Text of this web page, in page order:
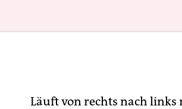
Läuft von rechts nach links